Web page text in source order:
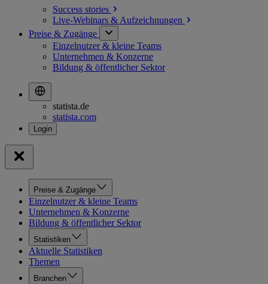
Success stories
Live-Webinars & Aufzeichnungen
Preise & Zugänge
Einzelnutzer & kleine Teams
Unternehmen & Konzerne
Bildung & öffentlicher Sektor
statista.de
statista.com
Preise & Zugänge
Einzelnutzer & kleine Teams
Unternehmen & Konzerne
Bildung & öffentlicher Sektor
Statistiken
Aktuelle Statistiken
Themen
Branchen